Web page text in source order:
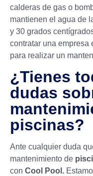
calderas de gas o
mantienen el agua de
y 30 grados
contratar una empresa
para realizar un
¿Tienes
dudas
piscinas?
Ante cualquier duda
mantenimiento de
con Cool Pool.